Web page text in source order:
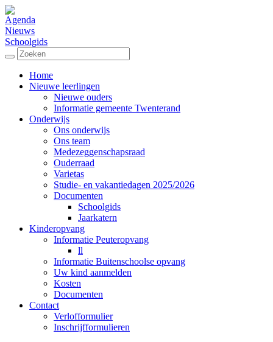
Agenda
Nieuws
Schoolgids
Home
Nieuwe leerlingen
Nieuwe ouders
Informatie gemeente Twenterand
Onderwijs
Ons onderwijs
Ons team
Medezeggenschapsraad
Ouderraad
Varietas
Studie- en vakantiedagen 2025/2026
Documenten
Schoolgids
Jaarkatern
Kinderopvang
Informatie Peuteropvang
ll
Informatie Buitenschoolse opvang
Uw kind aanmelden
Kosten
Documenten
Contact
Verlofformulier
Inschrijfformulieren